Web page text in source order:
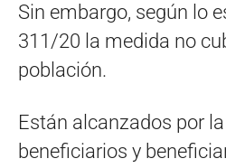
Sin embargo, según lo
311/20 la medida no
población.
Están alcanzados por
beneficiarios y